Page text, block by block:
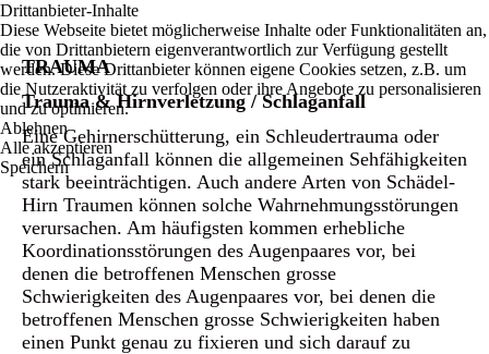
TRAUMA
Trauma & Hirnverletzung / Schlaganfall
Eine Gehirnerschütterung, ein Schleudertrauma oder
ein Schlaganfall können die allgemeinen Sehfähigkeiten
stark beeinträchtigen. Auch andere Arten von Schädel-
Hirn Traumen können solche Wahrnehmungsstörungen
verursachen. Am häufigsten kommen erhebliche
Koordinationsstörungen des Augenpaares vor, bei
denen die betroffenen Menschen grosse
Schwierigkeiten des Augenpaares vor, bei denen die
betroffenen Menschen grosse Schwierigkeiten haben
einen Punkt genau zu fixieren und sich darauf zu
Drittanbieter-Inhalte
Diese Webseite bietet möglicherweise Inhalte oder Funktionalitäten an,
die von Drittanbietern eigenverantwortlich zur Verfügung gestellt
werden. Diese Drittanbieter können eigene Cookies setzen, z.B. um
die Nutzeraktivität zu verfolgen oder ihre Angebote zu personalisieren
und zu optimieren.
Ablehnen
Alle akzeptieren
Speichern